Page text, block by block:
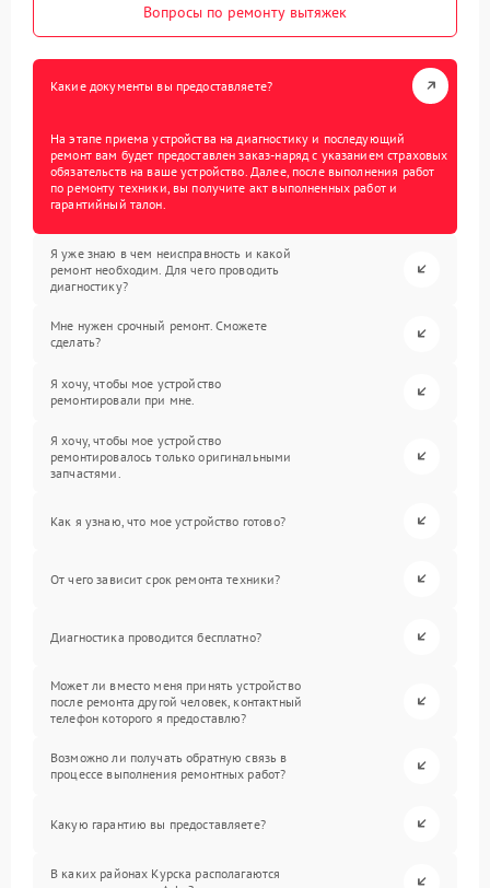
Вопросы по ремонту вытяжек
Какие документы вы предоставляете?
На этапе приема устройства на диагностику и последующий
ремонт вам будет предоставлен заказ-наряд с указанием страховых
обязательств на ваше устройство. Далее, после выполнения работ
по ремонту техники, вы получите акт выполненных работ и
гарантийный талон.
Я уже знаю в чем неисправность и какой
ремонт необходим. Для чего проводить
диагностику?
Мне нужен срочный ремонт. Сможете
сделать?
Я хочу, чтобы мое устройство
ремонтировали при мне.
Я хочу, чтобы мое устройство
ремонтировалось только оригинальными
запчастями.
Как я узнаю, что мое устройство готово?
От чего зависит срок ремонта техники?
Диагностика проводится бесплатно?
Может ли вместо меня принять устройство
после ремонта другой человек, контактный
телефон которого я предоставлю?
Возможно ли получать обратную связь в
процессе выполнения ремонтных работ?
Какую гарантию вы предоставляете?
В каких районах Курска располагаются